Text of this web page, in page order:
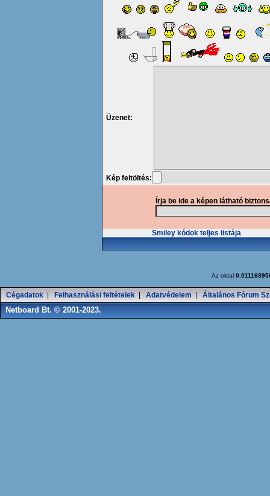
Üzenet:
Kép feltöltés:
Írja be ide a képen látható
Smiley kódok teljes listája
Az oldal
Cégadatok Felhasználási feltételek Adatvédelem Általános Fórum
Netboard Bt. © 2001-2023.